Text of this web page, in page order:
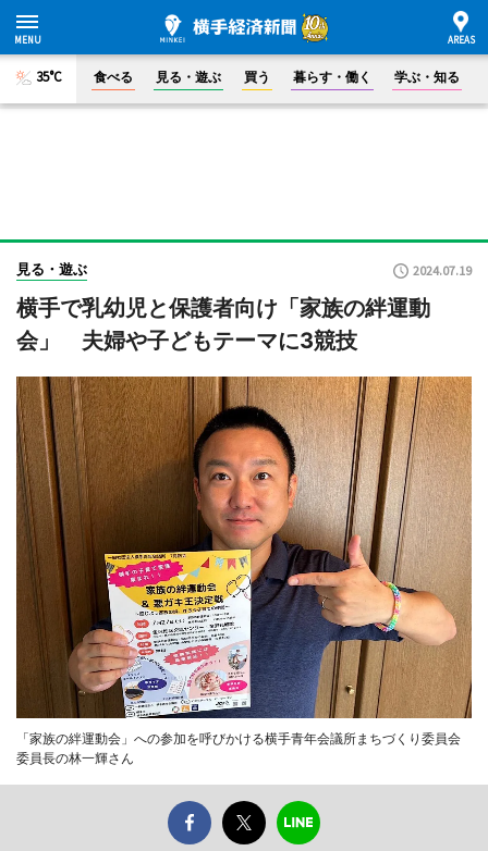
35°C 食べる 見る・遊ぶ 買う 暮らす・働く 学ぶ・知る
見る・遊ぶ 2024.07.19
横手で乳幼児と保護者向け「家族の絆運動
会」 夫婦や子どもテーマに3競技
「家族の絆運動会」への参加を呼びかける横手青年会議所まちづくり委員会
委員長の林一輝さん